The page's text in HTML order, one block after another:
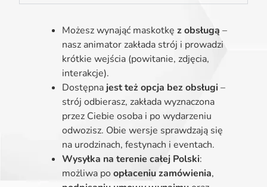
Możesz wynająć maskotkę z obsługą –
nasz animator zakłada strój i prowadzi
krótkie wejścia (powitanie, zdjęcia,
interakcje).
Dostępna jest też opcja bez obsługi–
strój odbierasz, zakłada wyznaczona
przez Ciebie osoba i po wydarzeniu
odwozisz. Obie wersje sprawdzają się
na urodzinach, festynach i eventach.
Wysyłka na terenie całej Polski:
możliwa poopłaceniu zamówienia,